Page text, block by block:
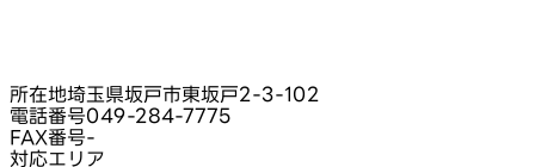
所在地埼玉県坂戸市東坂戸2-3-102
電話番号049-284-7775
FAX番号-
対応エリア